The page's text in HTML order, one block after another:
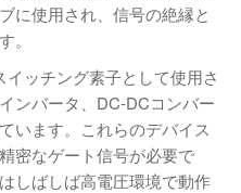
に使用され、信号の絶縁と
。
ッチング素子として使用さ
ンバータ、DC-DCコンバー
います。これらのデバイス
密なゲート信号が必要で
しばしば高電圧環境で動作